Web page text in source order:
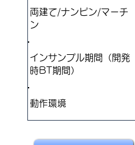
両建て/ナンピン/マーチ
ン
インサンプル期間（開発
時BT期間）
​動作環境